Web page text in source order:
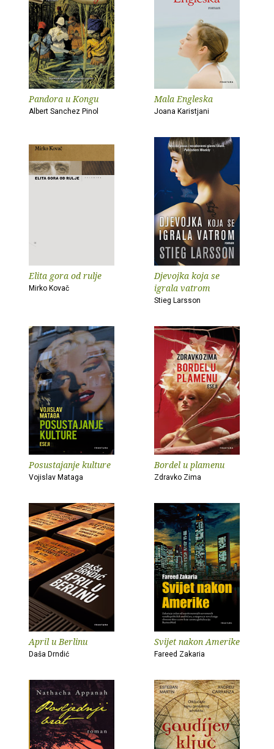
Pandora u Kongu
Albert Sanchez Pinol
Mala Engleska
Joana Karistjani
Elita gora od rulje
Mirko Kovač
Djevojka koja se
igrala vatrom
Stieg Larsson
Posustajanje kulture
Vojislav Mataga
Bordel u plamenu
Zdravko Zima
April u Berlinu
Daša Drndić
Svijet nakon Amerike
Fareed Zakaria